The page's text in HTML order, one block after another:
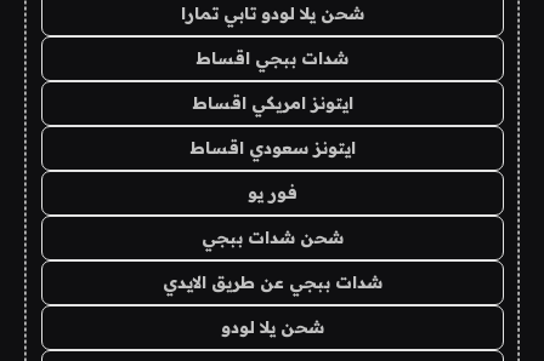
شحن يلا لودو تابي تمارا
شدات ببجي اقساط
ايتونز امريكي اقساط
ايتونز سعودي اقساط
فور يو
شحن شدات ببجي
شدات ببجي عن طريق الايدي
شحن يلا لودو